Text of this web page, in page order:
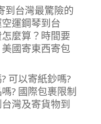
到台灣最驚險的
運鋼琴到台
麼算？時間要
國寄東西寄包
可以寄紙鈔嗎?
? 國際包裹限制
灣及寄貨物到